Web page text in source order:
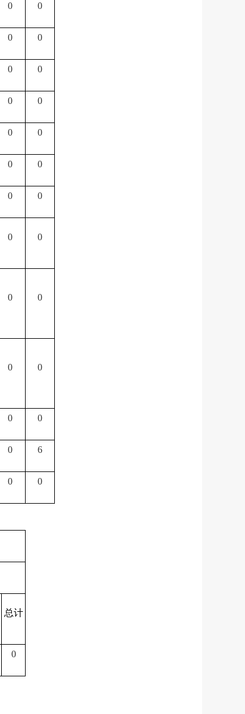
0 0
0 0
0 0
0 0
0 0
0 0
0 0
0 0
0 0
0 0
0 0
0 6
0 0
总计
0